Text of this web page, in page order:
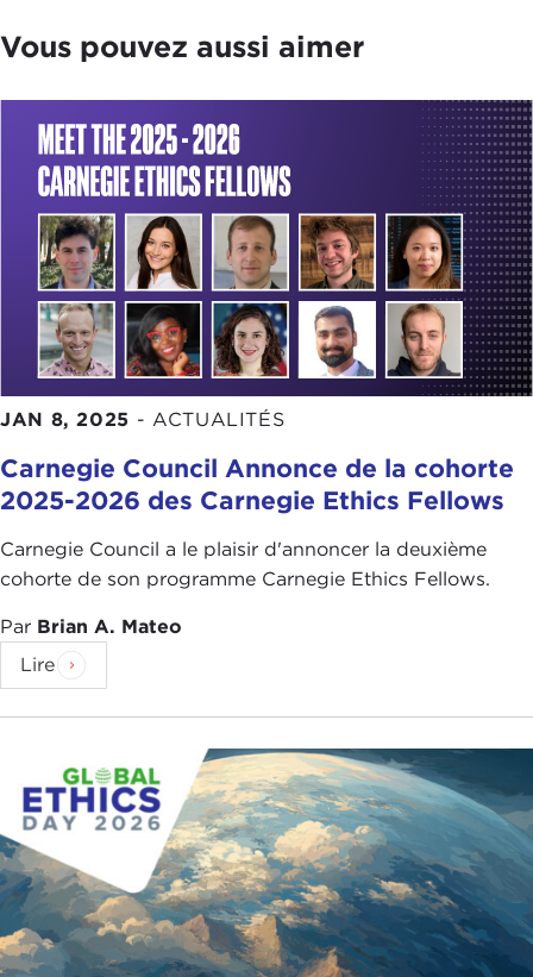
Vous pouvez aussi aimer
JAN 8, 2025 - ACTUALITÉS
Carnegie Council Annonce de la cohorte
2025-2026 des Carnegie Ethics Fellows
Carnegie Council a le plaisir d'annoncer la deuxième
cohorte de son programme Carnegie Ethics Fellows.
Par Brian A. Mateo
Lire